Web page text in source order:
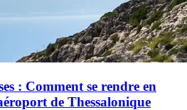
: Comment se rendre en
de Thessalonique